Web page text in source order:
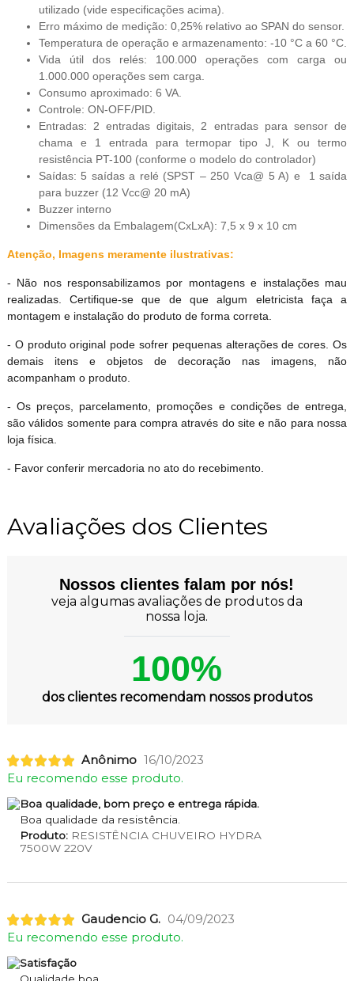
utilizado (vide especificações acima).
Erro máximo de medição: 0,25% relativo ao SPAN do sensor.
Temperatura de operação e armazenamento: -10 °C a 60 °C.
Vida útil dos relés: 100.000 operações com carga ou
1.000.000 operações sem carga.
Consumo aproximado: 6 VA.
Controle: ON-OFF/PID.
Entradas: 2 entradas digitais, 2 entradas para sensor de
chama e 1 entrada para termopar tipo J, K ou termo
resistência PT-100 (conforme o modelo do controlador)
Saídas: 5 saídas a relé (SPST – 250 Vca@ 5 A) e 1 saída
para buzzer (12 Vcc@ 20 mA)
Buzzer interno
Dimensões da Embalagem(CxLxA): 7,5 x 9 x 10 cm
Atenção, Imagens meramente ilustrativas:
- Não nos responsabilizamos por montagens e instalações mau
realizadas. Certifique-se que de que algum eletricista faça a
montagem e instalação do produto de forma correta.
- O produto original pode sofrer pequenas alterações de cores. Os
demais itens e objetos de decoração nas imagens, não
acompanham o produto.
- Os preços, parcelamento, promoções e condições de entrega,
são válidos somente para compra através do site e não para nossa
loja física.
- Favor conferir mercadoria no ato do recebimento.
Avaliações dos Clientes
Nossos clientes falam por nós!
veja algumas avaliações de produtos da
nossa loja.
100%
dos clientes recomendam nossos produtos
Anônimo 16/10/2023
Eu recomendo esse produto.
Boa qualidade, bom preço e entrega rápida.
Boa qualidade da resistência.
Produto:RESISTÊNCIA CHUVEIRO HYDRA
7500W 220V
Gaudencio G. 04/09/2023
Eu recomendo esse produto.
Satisfação